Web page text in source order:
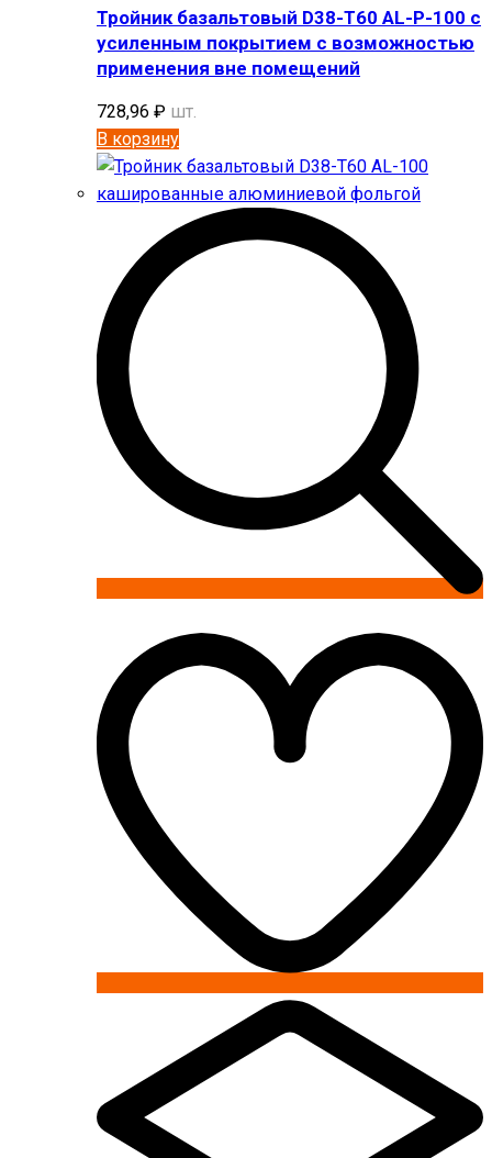
Тройник базальтовый D38-T60 AL-P-100 с
усиленным покрытием с возможностью
применения вне помещений
728,96 ₽ шт.
В корзину